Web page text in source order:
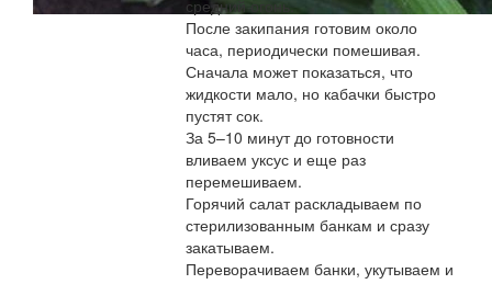
средний огонь.
После закипания готовим около
часа, периодически помешивая.
Сначала может показаться, что
жидкости мало, но кабачки быстро
пустят сок.
За 5–10 минут до готовности
вливаем уксус и еще раз
перемешиваем.
Горячий салат раскладываем по
стерилизованным банкам и сразу
закатываем.
Переворачиваем банки, укутываем и